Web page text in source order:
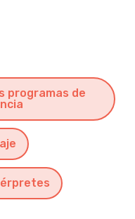
programas de